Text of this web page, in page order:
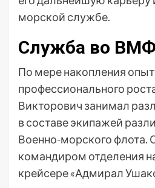
морской службе.
Служба во
По мере накопления
профессионального
Викторович занимал
в составе экипажей
Военно-морского флота.
командиром отделения
крейсере «Адмирал